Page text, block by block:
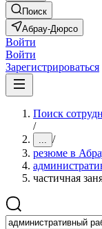
Поиск
Абрау-Дюрсо
Войти
Войти
Зарегистрироваться
Поиск
/
... /
резюме в
частичная